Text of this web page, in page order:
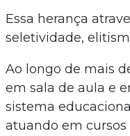
Essa herança
seletividade,
Ao longo de mais
em sala de aula e
sistema
atuando em